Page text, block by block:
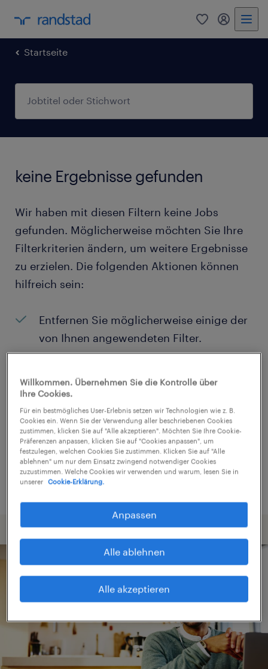
0 Mein
Startseite
keine Ergebnisse gefunden
Wir haben mit diesen Filtern keine Jobs
gefunden. Möglicherweise möchten Sie Ihre
Filterkriterien ändern, um weitere Ergebnisse
zu erzielen. Die folgenden Aktionen können
hilfreich sein:
Entfernen Sie möglicherweise einige der
von Ihnen angewendeten Filter.
nach Jobs gesucht? Erwägen Sie, den
Bereich um den Standort herum zu
erweitern.
Ändern Sie die Berufsbezeichnung oder
das Stichwort und prüfen Sie, ob sie
richtig geschrieben wurden.
Willkommen. Übernehmen Sie die Kontrolle über
Ihre Cookies.
Für ein bestmögliches User-Erlebnis setzen wir Technologien wie z. B.
Cookies ein. Wenn Sie der Verwendung aller beschriebenen Cookies
zustimmen, klicken Sie auf "Alle akzeptieren". Möchten Sie Ihre Cookie-
Präferenzen anpassen, klicken Sie auf "Cookies anpassen", um
festzulegen, welchen Cookies Sie zustimmen. Klicken Sie auf "Alle
ablehnen" um nur dem Einsatz zwingend notwendiger Cookies
zuzustimmen. Welche Cookies wir verwenden und warum, lesen Sie in
unserer
Cookie-Erklärung.
Anpassen
Alle ablehnen
Alle akzeptieren